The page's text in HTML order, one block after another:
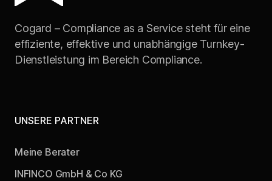
Cogard – Compliance as a Service steht für eine
effiziente, effektive und unabhängige Turnkey-
Dienstleistung im Bereich Compliance.
UNSERE PARTNER
Meine Berater
INFINCO GmbH & Co KG